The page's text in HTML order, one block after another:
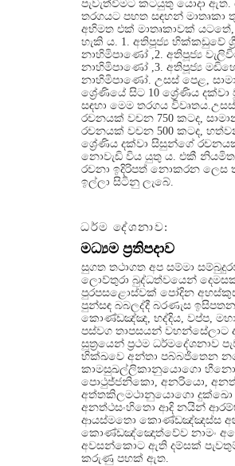
පැවැත්වීමට කටයුතු යොදා ඇත.
තරගයට පහත සඳහන් මාතෘකා
අභිමත එක් මාතෘකාවක්
හැකි ය. 1. අතිපූජ්‍ය හික්කඩුවේ
නාහිමිපාණෝ ,2. අතිපූජ්‍ය
නාහිමිපාණෝ ,3. අතිපූජ්‍ය
නාහිමිපාණෝ. උසස් පෙළ,
ශ්‍රේණියේ සිට 10 ශ්‍රේණිය
සඳහා මෙම තරගය
රචනයක් වචන 750 කටද,
රචනයක් වචන 500 කටද,
ශ්‍රේණිය දක්වා සිසුන්ගේ
නොවැඩි විය යුතු ය. එකී නියමිත
රචනා ඉදිරිපත් නොකරන
ඉල්ලා සිටිනු ලැබේ.
ධර්ම දේශනාව:
මධ්‍යම ප්‍රතිපදාව
සුගත තථාගත අප සම්මා
ලොව්තුරා බුද්ධත්වයෙන්
පුරපසළොස්වක් පෝදින අහස්කුස
පුන්සඳ බබලද්දී බරණැස ඉසිපතන
කොණ්ඩඤ්ඤ, භද්දිය, වප්ප,
පස්වග තාපසයන් වහන්සේලාට
සූත්‍රයෙන් ප්‍රථම ධර්මදේශනාව
භික්ඛවෙ අන්තා පබ්බජිතෙන
කාමසුඛල්ලිකානුයොගො
පොථුජ්ජනිකො, අනරියො,
අත්තකිලමථානුයොගො දුක්ඛො
අනත්ථසංහිතො ආදි නයින්
ආයස්මතො කොණ්ඩඤ්ඤස්ස
කොණ්ඩඤ්ඤොත්වේව නාමං
අවසන්කොට ඇති දම්සක් පැවතුම්
කරුණු පහක් ඇත.